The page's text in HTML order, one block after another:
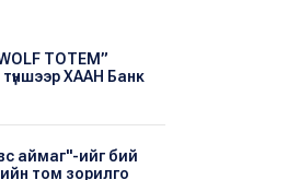
TOTEM”
ХААН Банк
аймаг"-ийг бий
том зорилго